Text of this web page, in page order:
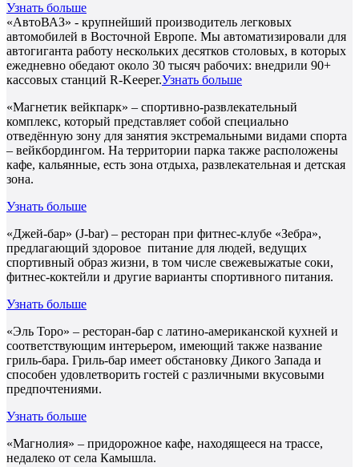
Узнать больше
«АвтоВАЗ» - крупнейший производитель легковых
автомобилей в Восточной Европе. Мы автоматизировали для
автогиганта работу нескольких десятков столовых, в которых
ежедневно обедают около 30 тысяч рабочих: внедрили 90+
кассовых станций R-Keeper.Узнать больше
«Магнетик вейкпарк» – спортивно-развлекательный
комплекс, который представляет собой специально
отведённую зону для занятия экстремальными видами спорта
– вейкбордингом. На территории парка также расположены
кафе, кальянные, есть зона отдыха, развлекательная и детская
зона.
Узнать больше
«Джей-бар» (J-bar) – ресторан при фитнес-клубе «Зебра»,
предлагающий здоровое питание для людей, ведущих
спортивный образ жизни, в том числе свежевыжатые соки,
фитнес-коктейли и другие варианты спортивного питания.
Узнать больше
«Эль Торо» – ресторан-бар с латино-американской кухней и
соответствующим интерьером, имеющий также название
гриль-бара. Гриль-бар имеет обстановку Дикого Запада и
способен удовлетворить гостей с различными вкусовыми
предпочтениями.
Узнать больше
«Магнолия» – придорожное кафе, находящееся на трассе,
недалеко от села Камышла.